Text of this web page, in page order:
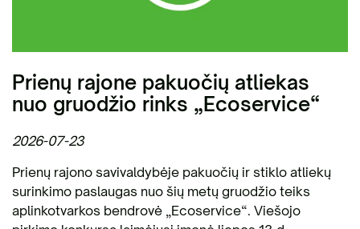
Prienų rajone pakuočių atliekas
nuo gruodžio rinks „Ecoservice“
2026-07-23
Prienų rajono savivaldybėje pakuočių ir stiklo atliekų
surinkimo paslaugas nuo šių metų gruodžio teiks
aplinkotvarkos bendrovė „Ecoservice“. Viešojo